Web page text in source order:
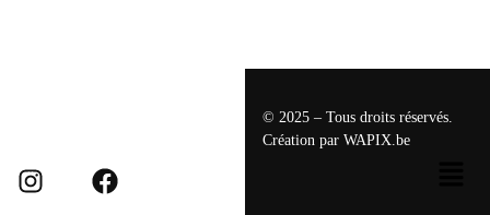
© 2025 – Tous droits réservés.
Création par WAPIX.be